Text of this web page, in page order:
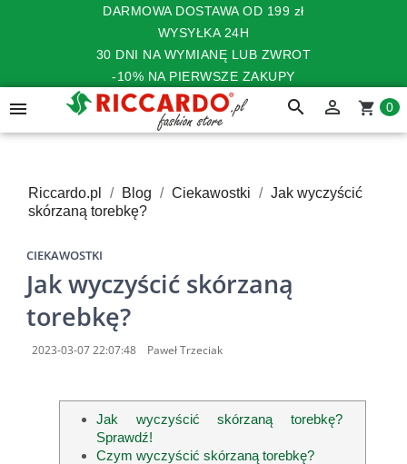
DARMOWA DOSTAWA OD 199 zł
WYSYŁKA 24H
30 DNI NA WYMIANĘ LUB ZWROT
-10% NA PIERWSZE ZAKUPY
 search  shopping_cart 0
Riccardo.pl Blog Ciekawostki
Jak wyczyścić
skórzaną torebkę?
CIEKAWOSTKI
Jak wyczyścić skórzaną
torebkę?
2023-03-07 22:07:48 Paweł Trzeciak
Jak wyczyścić skórzaną torebkę?
Sprawdź!
Czym wyczyścić skórzaną torebkę?